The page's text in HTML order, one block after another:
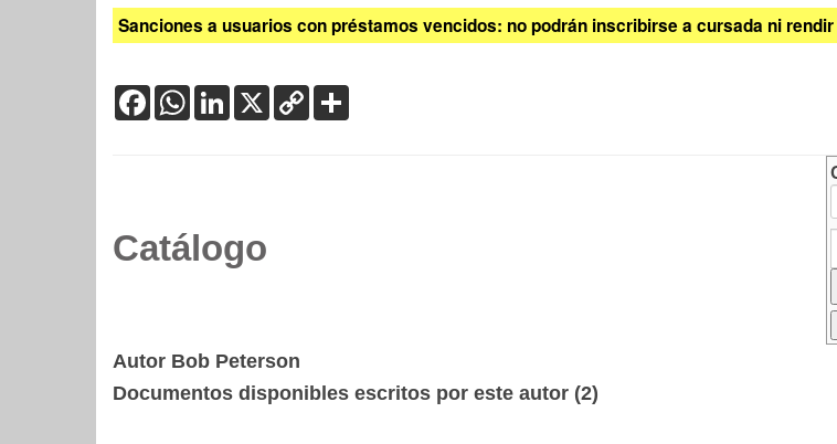
Sanciones a usuarios con préstamos vencidos: no podrán inscribirse a cursada ni
FacebookWhatsApp
LinkedIn
X Copy
Link
Catálogo
Autor Bob Peterson
Documentos disponibles escritos por este autor (2)